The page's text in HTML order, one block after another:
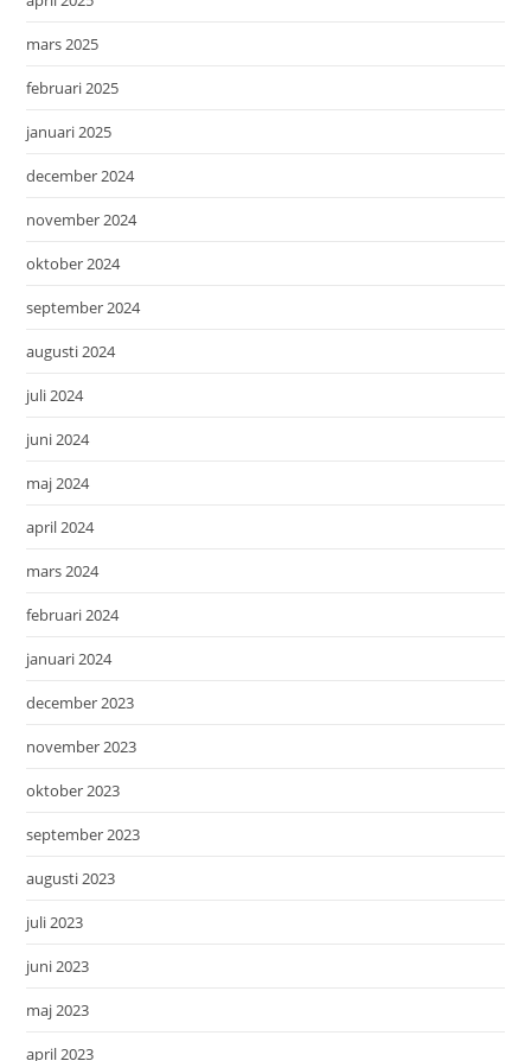
mars 2025
februari 2025
januari 2025
december 2024
november 2024
oktober 2024
september 2024
augusti 2024
juli 2024
juni 2024
maj 2024
april 2024
mars 2024
februari 2024
januari 2024
december 2023
november 2023
oktober 2023
september 2023
augusti 2023
juli 2023
juni 2023
maj 2023
april 2023